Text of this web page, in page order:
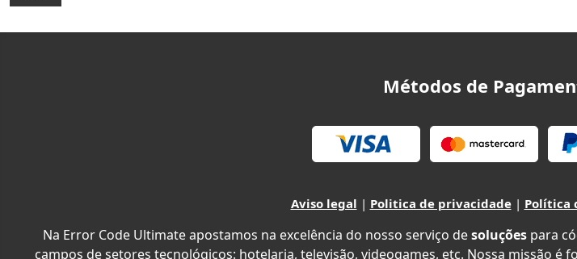
Métodos de
Aviso legal | Politica de privacidade| Política
Na Error Code Ultimate apostamos na excelência do nosso serviço desoluções para
campos de setores tecnológicos: hotelaria, televisão, videogames, etc. Nossa missão